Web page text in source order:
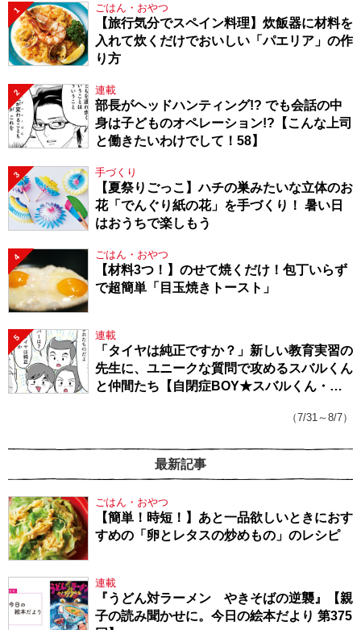
1 ごはん・おやつ
【旅行気分でスペイン料理】炊飯器に材料を
入れて炊くだけでおいしい「パエリア」の作
り方
2 連載
部長がヘッドハンティング!? でも会話の中
身は子どものオペレーション!?【こんな上司
と働きたいわけでして！58】
3 手づくり
【夏祭りごっこ】ハチの巣みたいな立体のお
花「でんぐり紙の花」を手づくり！ 暑い日
はおうちで楽しもう
4 ごはん・おやつ
【材料3つ！】のせて焼くだけ！包丁いらず
で超簡単「目玉焼きトースト」
5 連載
「タイヤは純正ですか？」新しい教育実習の
先生に、ユニークな質問で攻めるスバルくん
と仲間たち【自閉症BOY★スバルくん・
（7/31～8/7）
最新記事
ごはん・おやつ
【簡単！時短！】あと一品欲しいときにおす
すめの「卵とレタスの炒めもの」のレシピ
連載
『うどん対ラーメン やきそばの逆襲』【親
子の読み聞かせに。今日の絵本だより 第375